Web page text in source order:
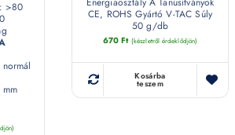
>80
CE, ROHS Gyártó V-TAC Súly
50 g/db
670Ft (készletről érdeklődjön)
Kosárba
teszem